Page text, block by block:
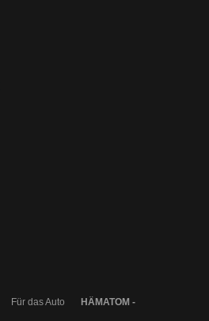
Für das Auto
HÄMATOM -